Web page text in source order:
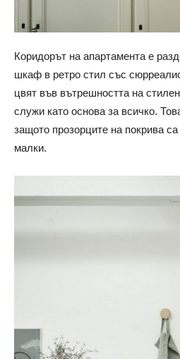
Коридорът на апартамента е
шкаф в ретро стил със
цвят във вътрешността на
служи като основа за всичко.
защото прозорците на покрива
малки.